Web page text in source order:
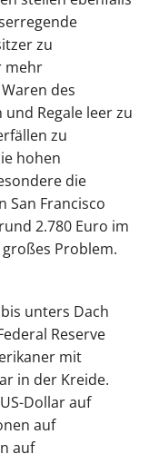
zu
mehr
des
Regale leer zu
zu
hohen
die
San Francisco
2.780 Euro im
Problem.
unters Dach
Reserve
mit
in der Kreide.
Dollar auf
auf
auf